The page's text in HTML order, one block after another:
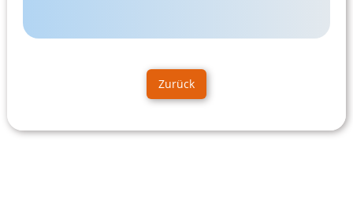
Zurück